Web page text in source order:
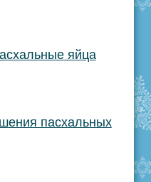
яйца
пасхальных